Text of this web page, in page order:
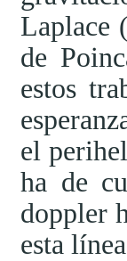
Laplace
de
estos
el
ha de
doppler
esta